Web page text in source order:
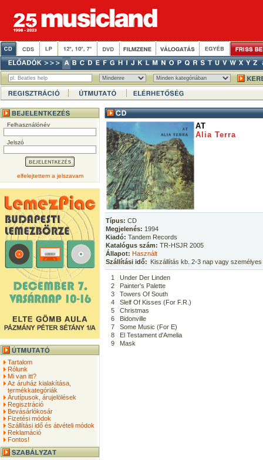
Felhasználónév
Jelszó
elfelejtettem a jelszavam
Tartalom
Rólunk
Mi van itt?
Az áruház kialakítása,
termékkategóriák
Árutípusok, árujelölések
Regisztráció
Bevásárlókosár
Fizetési módok
Szállítási idő és átvételi módok
Reklamáció
Fontos!
AT
Alia Terra
Típus: CD
Megjelenés: 1994
Kiadó: Tandem Records
Katalógus szám: TR-HSJR 2005
Állapot: Használt
Szállítási idő: Kiszállítás kb. 2-3 nap vagy
1
Under Der Linden
2
Painter's Palette
3
Towers Of South
4
Slelf Of Kisses (For F.R.)
5
Christmas
6
Bidonville
7
Some Music (For E)
8
El Testament d'Amelia
9
Mask